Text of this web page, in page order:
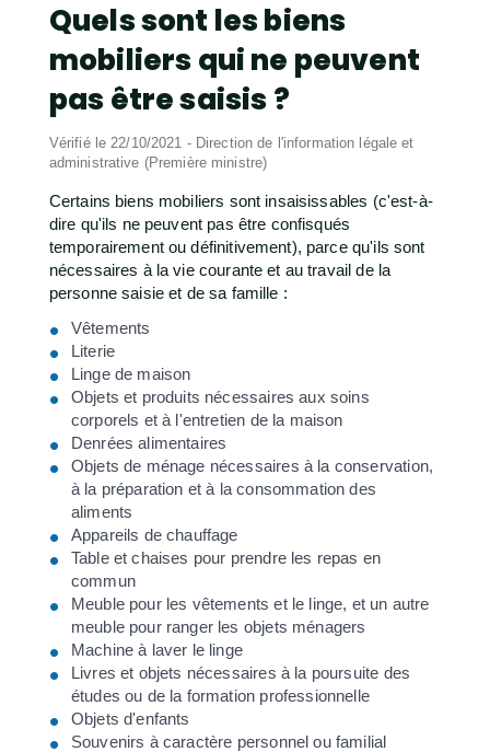
Quels sont les biens
mobiliers qui ne peuvent
pas être saisis ?
Vérifié le 22/10/2021 - Direction de l'information légale et
administrative (Première ministre)
Certains biens mobiliers sont insaisissables (c'est-à-
dire qu'ils ne peuvent pas être confisqués
temporairement ou définitivement), parce qu'ils sont
nécessaires à la vie courante et au travail de la
personne saisie et de sa famille :
Vêtements
Literie
Linge de maison
Objets et produits nécessaires aux soins
corporels et à l'entretien de la maison
Denrées alimentaires
Objets de ménage nécessaires à la conservation,
à la préparation et à la consommation des
aliments
Appareils de chauffage
Table et chaises pour prendre les repas en
commun
Meuble pour les vêtements et le linge, et un autre
meuble pour ranger les objets ménagers
Machine à laver le linge
Livres et objets nécessaires à la poursuite des
études ou de la formation professionnelle
Objets d'enfants
Souvenirs à caractère personnel ou familial